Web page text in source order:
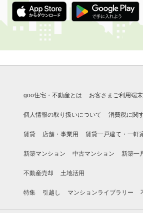
goo住宅・不動産とは お客さまご利用端
個人情報の取り扱いについて 消費税に関
賃貸 店舗・事業用 賃貸一戸建て・一軒
新築マンション 中古マンション 新築一
不動産売却 土地活用
特集 引越し マンションライブラリー